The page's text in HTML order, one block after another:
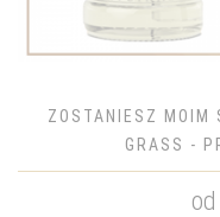
ZOSTANIESZ MOIM
GRASS -